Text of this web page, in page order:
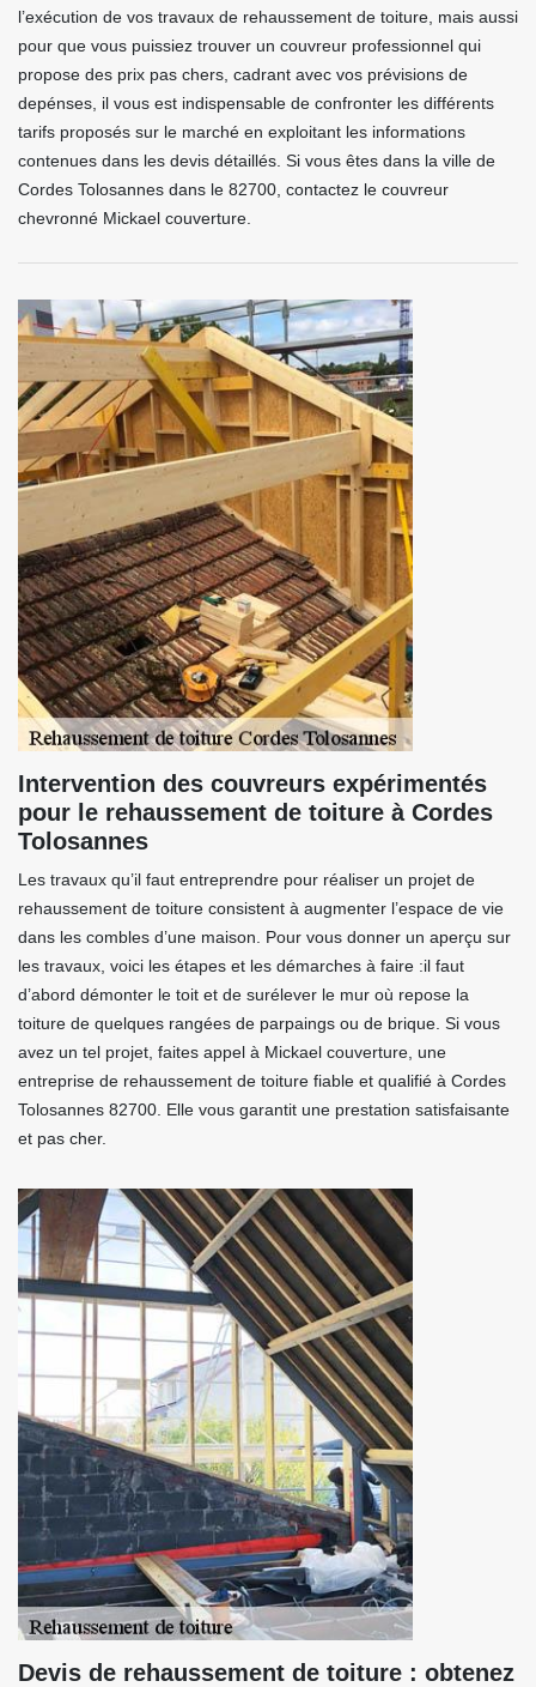
l’exécution de vos travaux de rehaussement de toiture, mais aussi
pour que vous puissiez trouver un couvreur professionnel qui
propose des prix pas chers, cadrant avec vos prévisions de
depénses, il vous est indispensable de confronter les différents
tarifs proposés sur le marché en exploitant les informations
contenues dans les devis détaillés. Si vous êtes dans la ville de
Cordes Tolosannes dans le 82700, contactez le couvreur
chevronné Mickael couverture.
Intervention des couvreurs expérimentés
pour le rehaussement de toiture à Cordes
Tolosannes
Les travaux qu’il faut entreprendre pour réaliser un projet de
rehaussement de toiture consistent à augmenter l’espace de vie
dans les combles d’une maison. Pour vous donner un aperçu sur
les travaux, voici les étapes et les démarches à faire :il faut
d’abord démonter le toit et de surélever le mur où repose la
toiture de quelques rangées de parpaings ou de brique. Si vous
avez un tel projet, faites appel à Mickael couverture, une
entreprise de rehaussement de toiture fiable et qualifié à Cordes
Tolosannes 82700. Elle vous garantit une prestation satisfaisante
et pas cher.
Devis de rehaussement de toiture : obtenez